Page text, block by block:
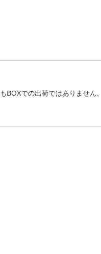
BOXでの出荷ではありません